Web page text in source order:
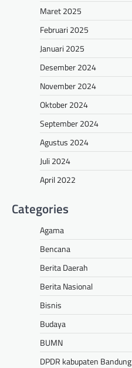
Maret 2025
Februari 2025
Januari 2025
Desember 2024
November 2024
Oktober 2024
September 2024
Agustus 2024
Juli 2024
April 2022
Categories
Agama
Bencana
Berita Daerah
Berita Nasional
Bisnis
Budaya
BUMN
DPDR kabupaten Bandung